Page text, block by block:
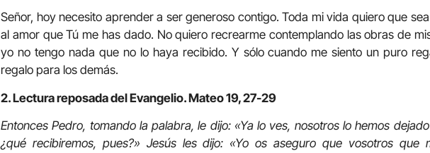
Señor, hoy necesito aprender a ser generoso contigo. Toda mi vida quiero que
al amor que Tú me has dado. No quiero recrearme contemplando las obras de
yo no tengo nada que no lo haya recibido. Y sólo cuando me siento un puro
regalo para los demás.
2. Lectura reposada del Evangelio. Mateo 19, 27-29
Entonces Pedro, tomando la palabra, le dijo: «Ya lo ves, nosotros lo hemos
¿qué recibiremos, pues?» Jesús les dijo: «Yo os aseguro que vosotros que